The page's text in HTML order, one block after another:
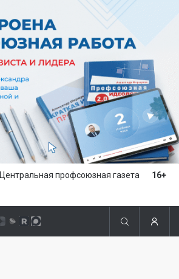
Центральная профсоюзная газета 16+